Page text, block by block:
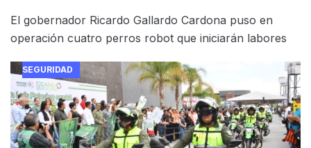
El gobernador Ricardo Gallardo Cardona puso en
operación cuatro perros robot que iniciarán labores
SEGURIDAD